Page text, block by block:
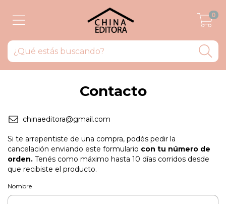
0
Contacto
chinaeditora@gmail.com
Si te arrepentiste de una compra, podés pedir la
cancelación enviando este formulario con tu número de
orden. Tenés como máximo hasta 10 días corridos desde
que recibiste el producto.
Nombre